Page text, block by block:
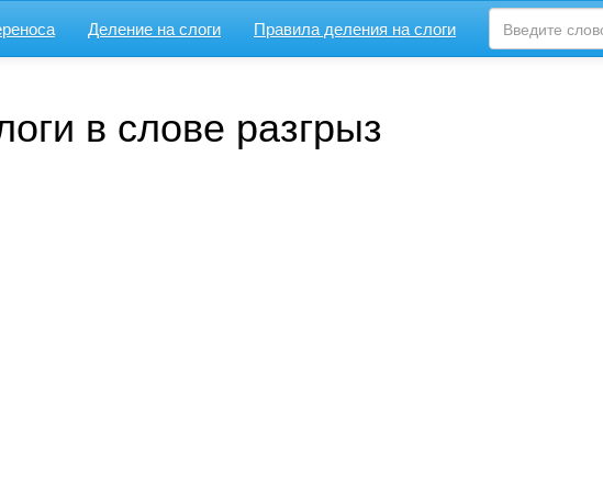
Деление на слоги Правила деления на слоги
в слове разгрыз